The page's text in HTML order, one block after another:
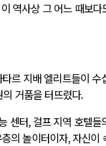
역사상 그 어느 때보다
타르 지배 엘리트들이
거품을 터뜨렸다.
센터, 걸프 지역 호텔
의 놀이터이자,자신이